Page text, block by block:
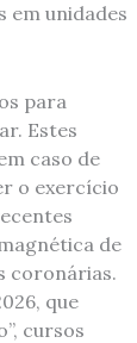
em unidades
para
Estes
caso de
o exercício
de
coronárias.
que
cursos